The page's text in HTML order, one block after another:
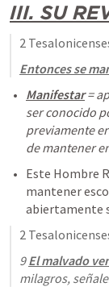
III. SU
2
Entonces se
Manifestar =
ser conocido
previamente
de mantener
Este Hombre
mantener
abiertamente
2
9 El malvado
milagros,